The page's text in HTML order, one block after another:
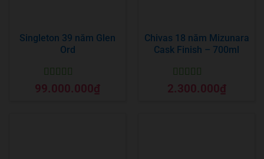
Singleton 39 năm Glen
Ord
Được xếp
hạng 5 5 sao
99.000.000₫
Chivas 18 năm Mizunara
Cask Finish – 700ml
Được xếp
hạng55 sao
2.300.000₫